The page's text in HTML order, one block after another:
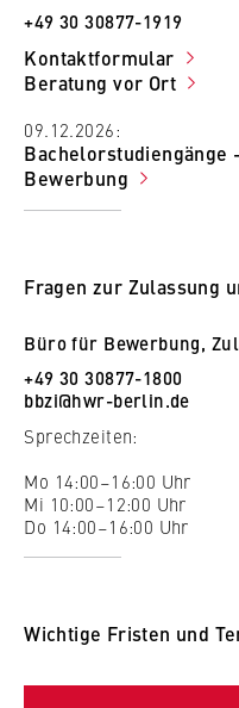
+49 30 30877-1919
Kontaktformular
Beratung vor Ort
09.12.2026:
Bachelorstudiengänge
Bewerbung
Fragen zur Zulassung
Büro für Bewerbung,
+49 30 30877-1800
bbzi@hwr-berlin.de
Sprechzeiten:
Mo 14:00–16:00 Uhr
Mi 10:00–12:00 Uhr
Do 14:00–16:00 Uhr
Wichtige Fristen und